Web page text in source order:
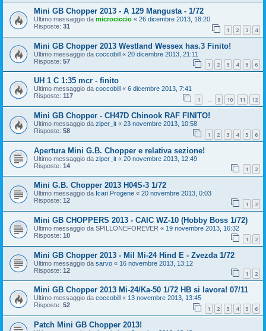
Mini GB Chopper 2013 - A 129 Mangusta - 1/72
Ultimo messaggio da microciccio « 26 dicembre 2013, 18:20
Risposte: 31 1 2 3 4
Mini GB Chopper 2013 Westland Wessex has.3 Finito!
Ultimo messaggio da coccobill « 20 dicembre 2013, 21:11
Risposte: 57 1 2 3 4 5 6
UH 1 C 1:35 mcr - finito
Ultimo messaggio da coccobill « 6 dicembre 2013, 7:41
Risposte: 117 1 9 10 11 12
Mini GB Chopper - CH47D Chinook RAF FINITO!
Ultimo messaggio da ziper_it « 23 novembre 2013, 10:58
Risposte: 58 1 2 3 4 5 6
Apertura Mini G.B. Chopper e relativa sezione!
Ultimo messaggio da ziper_it « 20 novembre 2013, 12:49
Risposte: 14 1 2
Mini G.B. Chopper 2013 H04S-3 1/72
Ultimo messaggio da Icari Progene « 20 novembre 2013, 0:03
Risposte: 12 1 2
Mini GB CHOPPERS 2013 - CAIC WZ-10 (Hobby Boss 1/72)
Ultimo messaggio da SPILLONEFOREVER « 19 novembre 2013, 16:32
Risposte: 10 1 2
Mini GB Chopper 2013 - Mil Mi-24 Hind E - Zvezda 1/72
Ultimo messaggio da sarvo « 16 novembre 2013, 13:12
Risposte: 12 1 2
Mini GB Chopper 2013 Mi-24/Ka-50 1/72 HB si lavora! 07/11
Ultimo messaggio da coccobill « 13 novembre 2013, 13:45
Risposte: 52 1 2 3 4 5 6
Patch Mini GB Chopper 2013!